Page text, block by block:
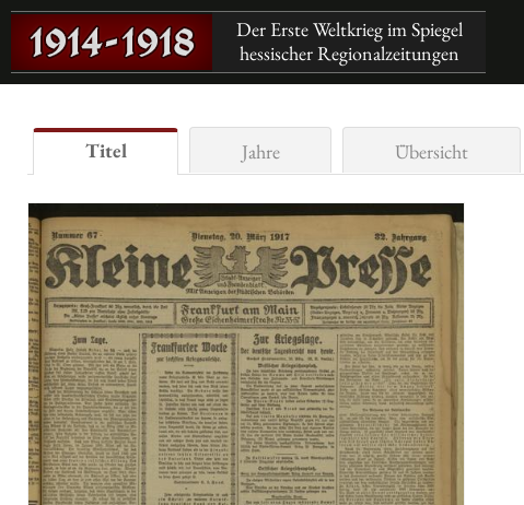
Der Erste Weltkrieg im Spiegel
hessischer Regionalzeitungen
Titel Jahre Übersicht